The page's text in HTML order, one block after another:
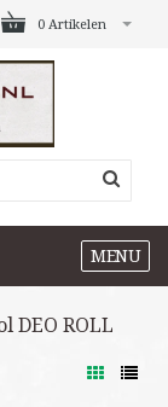
0 Artikelen
MENU
DEO ROLL